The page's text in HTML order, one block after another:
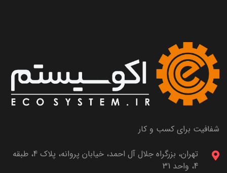
شفافیت برای کسب و کار
تهران، بزرگراه جلال آل احمد، خیابان پروانه، پلاک 4، طبقه
4، واحد 31